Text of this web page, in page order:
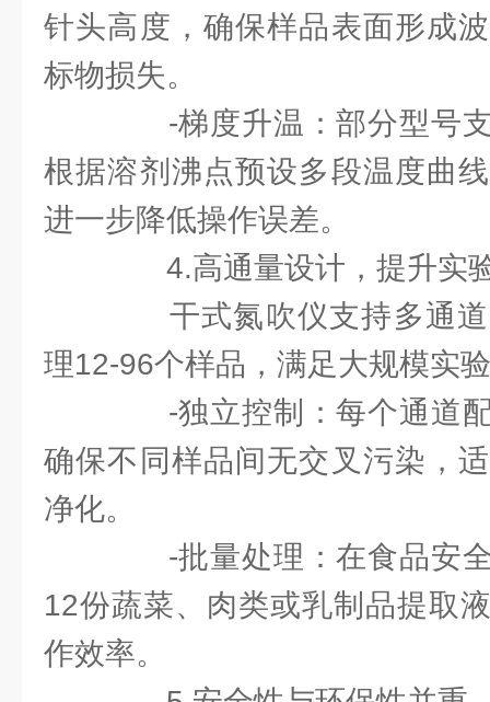
针头高度，确保样品表面形成
标物损失。
-梯度升温：部分型号支
根据溶剂沸点预设多段温度曲
进一步降低操作误差。
4.高通量设计，提升实
干式氮吹仪支持多通道
理12-96个样品，满足大规模实
-独立控制：每个通道配
确保不同样品间无交叉污染，
净化。
-批量处理：在食品安全
12份蔬菜、肉类或乳制品提取
作效率。